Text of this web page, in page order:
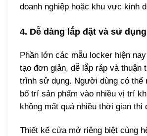
doanh nghiệp hoặc khu vực kinh
4. Dễ dàng lắp đặt và sử dụng
Phần lớn các mẫu locker hiện
tạo đơn giản, dễ lắp ráp và thuận
trình sử dụng. Người dùng có thể
bố trí sản phẩm vào nhiều vị trí
không mất quá nhiều thời gian thi
Thiết kế cửa mở riêng biệt cùng